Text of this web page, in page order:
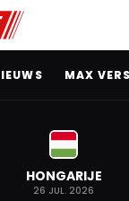
MAX
HONGARIJE
26 JUL. 2026